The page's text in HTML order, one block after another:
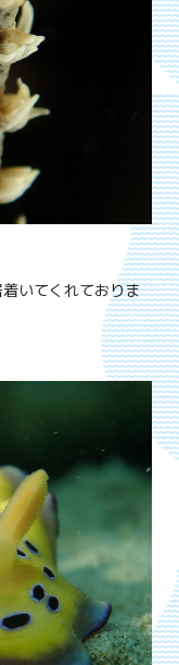
いてくれておりま